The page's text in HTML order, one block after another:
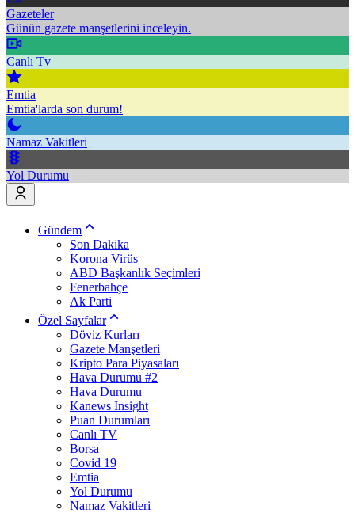
Gazeteler
Günün gazete manşetlerini inceleyin.
Canlı Tv
Emtia
Emtia'larda son durum!
Namaz Vakitleri
Yol Durumu
Gündem
Son Dakika
Korona Virüs
ABD Başkanlık Seçimleri
Fenerbahçe
Ak Parti
Özel Sayfalar
Döviz Kurları
Gazete Manşetleri
Kripto Para Piyasaları
Hava Durumu #2
Hava Durumu
Kanews Insight
Puan Durumları
Canlı TV
Borsa
Covid 19
Emtia
Yol Durumu
Namaz Vakitleri